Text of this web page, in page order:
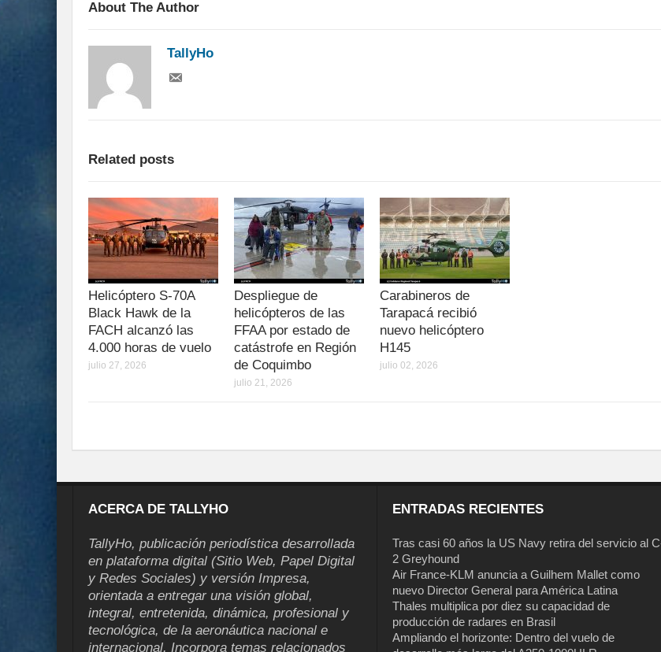
About The Author
TallyHo
Related posts
Helicóptero S-70A
Black Hawk de la
FACH alcanzó las
4.000 horas de vuelo
julio 27, 2026
Despliegue de
helicópteros de las
FFAA por estado de
catástrofe en Región
de Coquimbo
julio 21, 2026
Carabineros de
Tarapacá recibió
nuevo helicóptero
H145
julio 02, 2026
ACERCA DE TALLYHO
TallyHo, publicación periodística desarrollada
en plataforma digital (Sitio Web, Papel Digital
y Redes Sociales) y versión Impresa,
orientada a entregar una visión global,
integral, entretenida, dinámica, profesional y
tecnológica, de la aeronáutica nacional e
internacional. Incorpora temas relacionados
ENTRADAS RECIENTES
Tras casi 60 años la US Navy retira del servicio al
2 Greyhound
Air France-KLM anuncia a Guilhem Mallet como
nuevo Director General para América Latina
Thales multiplica por diez su capacidad de
producción de radares en Brasil
Ampliando el horizonte: Dentro del vuelo de